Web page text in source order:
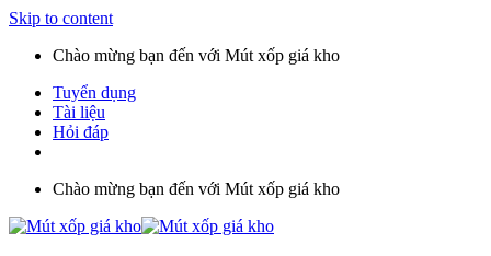
Skip to content
Chào mừng bạn đến với Mút xốp giá kho
Tuyển dụng
Tài liệu
Hỏi đáp
Chào mừng bạn đến với Mút xốp giá kho